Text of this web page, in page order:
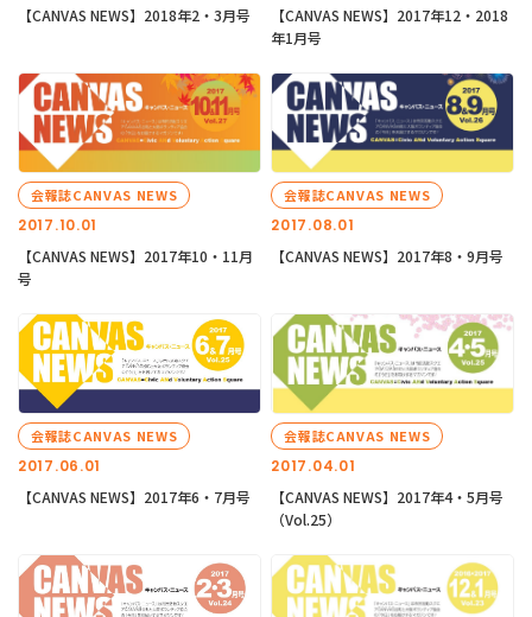
【CANVAS NEWS】2018年2・3月号
【CANVAS NEWS】2017年12・2018
年1月号
2017.10.01
会報誌CANVAS NEWS
【CANVAS NEWS】2017年10・11月
号
2017.08.01
会報誌CANVAS NEWS
【CANVAS NEWS】2017年8・9月号
2017.06.01
会報誌CANVAS NEWS
【CANVAS NEWS】2017年6・7月号
2017.04.01
会報誌CANVAS NEWS
【CANVAS NEWS】2017年4・5月号
（Vol.25）